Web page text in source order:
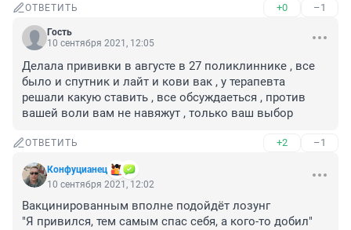
ОТВЕТИТЬ +0 –1
Гость
10 сентября 2021, 12:05
Делала прививки в августе в 27 поликлиннике , все
было и спутник и лайт и кови вак , у терапевта
решали какую ставить , все обсуждаеться , против
вашей воли вам не навяжут , только ваш выбор
ОТВЕТИТЬ +2 –1
Конфуцианец
10 сентября 2021, 12:02
Вакцинированным вполне подойдёт лозунг
"Я привился, тем самым спас себя, а кого-то добил"